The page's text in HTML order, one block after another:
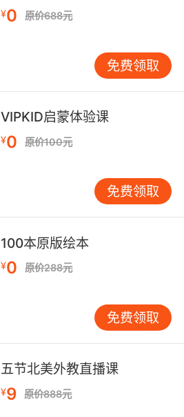
¥0 原价688元
免费领取
VIPKID启蒙体验课
¥0 原价100元
免费领取
100本原版绘本
¥0 原价288元
免费领取
五节北美外教直播课
¥9 原价888元